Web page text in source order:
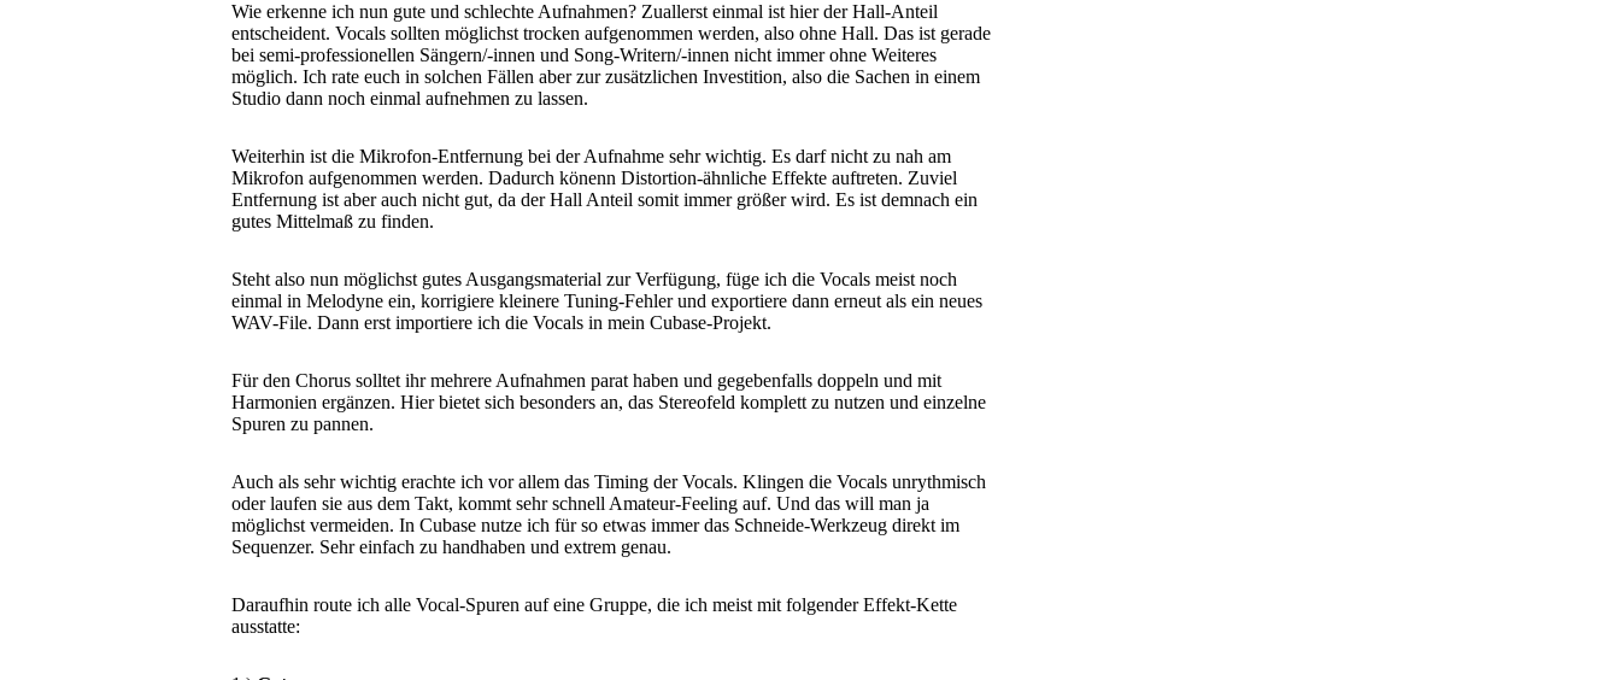
Wie erkenne ich nun gute und schlechte Aufnahmen? Zuallerst einmal ist hier der Hall-Anteil
entscheident. Vocals sollten möglichst trocken aufgenommen werden, also ohne Hall. Das ist gerade
bei semi-professionellen Sängern/-innen und Song-Writern/-innen nicht immer ohne Weiteres
möglich. Ich rate euch in solchen Fällen aber zur zusätzlichen Investition, also die Sachen in einem
Studio dann noch einmal aufnehmen zu lassen.
Weiterhin ist die Mikrofon-Entfernung bei der Aufnahme sehr wichtig. Es darf nicht zu nah am
Mikrofon aufgenommen werden. Dadurch könenn Distortion-ähnliche Effekte auftreten. Zuviel
Entfernung ist aber auch nicht gut, da der Hall Anteil somit immer größer wird. Es ist demnach ein
gutes Mittelmaß zu finden.
Steht also nun möglichst gutes Ausgangsmaterial zur Verfügung, füge ich die Vocals meist noch
einmal in Melodyne ein, korrigiere kleinere Tuning-Fehler und exportiere dann erneut als ein neues
WAV-File. Dann erst importiere ich die Vocals in mein Cubase-Projekt.
Für den Chorus solltet ihr mehrere Aufnahmen parat haben und gegebenfalls doppeln und mit
Harmonien ergänzen. Hier bietet sich besonders an, das Stereofeld komplett zu nutzen und einzelne
Spuren zu pannen.
Auch als sehr wichtig erachte ich vor allem das Timing der Vocals. Klingen die Vocals unrythmisch
oder laufen sie aus dem Takt, kommt sehr schnell Amateur-Feeling auf. Und das will man ja
möglichst vermeiden. In Cubase nutze ich für so etwas immer das Schneide-Werkzeug direkt im
Sequenzer. Sehr einfach zu handhaben und extrem genau.
Daraufhin route ich alle Vocal-Spuren auf eine Gruppe, die ich meist mit folgender Effekt-Kette
ausstatte: